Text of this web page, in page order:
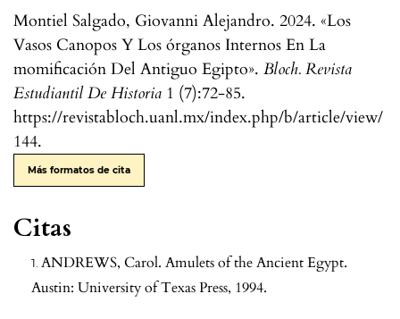
Montiel Salgado, Giovanni Alejandro. 2024. «Los
Vasos Canopos Y Los órganos Internos En La
momificación Del Antiguo Egipto». Bloch. Revista
Estudiantil De Historia 1 (7):72-85.
https://revistabloch.uanl.mx/index.php/b/article/view/
144.
Más formatos de cita
Citas
ANDREWS, Carol. Amulets of the Ancient Egypt.
Austin: University of Texas Press, 1994.